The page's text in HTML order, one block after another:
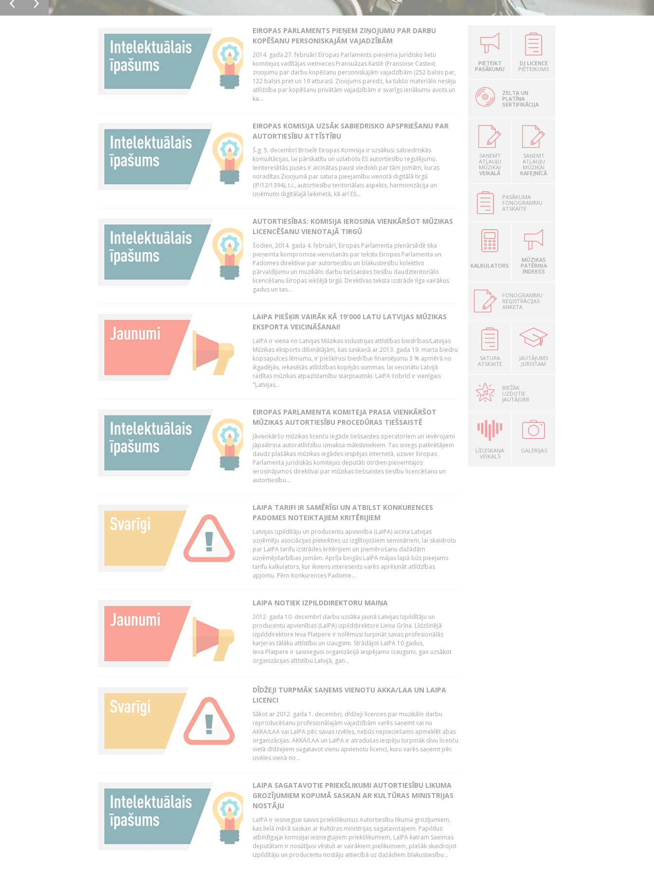
EIROPAS PARLAMENTS PIEŅEM ZIŅOJUMU PAR DARBU
KOPĒŠANU PERSONISKAJĀM VAJADZĪBĀM
2014. gada 27. februārī Eiropas Parlaments pieņēma Juridisko lietu
komitejas vadītājas vietnieces Fransuāzas Kastē (Fransoise Castex)
ziņojumu par darbu kopēšanu personiskajām vajadzībām (252 balsis par,
122 balsis pret un 19 atturas). Ziņojums paredz, ka tukšo materiālo nesēju
atlīdzība par kopēšanu privātām vajadzībām ir svarīgs ienākumu avots un
ka...
EIROPAS KOMISIJA UZSĀK SABIEDRISKO APSPRIEŠANU PAR
AUTORTIESĪBU ATTĪSTĪBU
Š.g. 5. decembrī Briselē Eiropas Komisija ir uzsākusi sabiedriskās
konsultācijas, lai pārskatītu un uzlabotu ES autortiesību regulējumu.
Ieinteresētās puses ir aicinātas paust viedokli par tām jomām, kuras
noradītas Ziņojumā par satura pieejamību vienotā digitālā tirgū
(IP/12/1394), t.i., autortiesību teritoriālais aspekts, harmonizācija un
izņēmumi digitālajā laikmetā, kā arī ES...
AUTORTIESĪBAS: KOMISIJA IEROSINA VIENKĀRŠOT MŪZIKAS
LICENCĒŠANU VIENOTAJĀ TIRGŪ
Šodien, 2014. gada 4. februārī, Eiropas Parlamenta plenārsēdē tika
pieņemta kompromisa vienošanās par tekstu Eiropas Parlamenta un
Padomes direktīvai par autortiesību un blakustiesību kolektīvo
pārvaldījumu un muzikālo darbu tiešsaistes tiesību daudzteritoriālo
licencēšanu Eiropas iekšējā tirgū. Direktīvas teksta izstrāde ilga vairākus
gadus un tas...
LAIPA PIEŠĶIR VAIRĀK KĀ 19'000 LATU LATVIJAS MŪZIKAS
EKSPORTA VEICINĀŠANAI!
LaIPA ir viena no Latvijas Mūzikas industrijas attīstības biedrības/Latvijas
Mūzikas eksports dibinātājām, kas saskaņā ar 2013. gada 19. marta biedru
kopsapulces lēmumu, ir piešķīrusi biedrībai finansējumu 3 % apmērā no
ikgadējās, iekasētās atlīdzības kopējās summas, lai veicinātu Latvijā
radītas mūzikas atpazīstamību starptautiski. LaIPA šobrīd ir vienīgais
"Latvijas...
EIROPAS PARLAMENTA KOMITEJA PRASA VIENKĀRŠOT
MŪZIKAS AUTORTIESĪBU PROCEDŪRAS TIEŠSAISTĒ
Jāvienkāršo mūzikas licenču iegāde tiešsaistes operatoriem un ievērojami
jāpaātrina autoratlīdzību izmaksa māksliniekiem. Tas sniegs patērētājiem
daudz plašākas mūzikas iegādes iespējas internetā, uzsver Eiropas
Parlamenta juridiskās komitejas deputāti otrdien pieņemtajos
ierosinājumos direktīvai par mūzikas tiešsaistes tiesību licencēšanu un
autortiesību...
LAIPA TARIFI IR SAMĒRĪGI UN ATBILST KONKURENCES
PADOMES NOTEIKTAJIEM KRITĒRIJIEM
Latvijas Izpildītāju un producentu apvienība (LaIPA) aicina Latvijas
uzņēmēju asociācijas pieteikties uz izglītojošiem semināriem, lai skaidrotu
par LaIPA tarifu izstrādes kritērijiem un piemērošanu dažādām
uzņēmējdarbības jomām. Aprīļa beigās LaIPA mājas lapā būs pieejams
tarifu kalkulators, kur ikviens interesents varēs aprēķināt atlīdzības
apjomu. Pērn Konkurences Padome...
LAIPA NOTIEK IZPILDDIREKTORU MAIŅA
2012. gada 10. decembrī darbu uzsāka jaunā Latvijas Izpildītāju un
producentu apvienības (LaIPA) izpilddirektore Liena Grīna. Līdzšinējā
izpilddirektore Ieva Platpere ir nolēmusi turpināt savas profesionālās
karjeras tālāku attīstību un izaugsmi. Strādājot LaIPA 10 gadus,
Ieva Platpere ir sasniegusi organizācijā iespējamo izaugsmi, gan uzsākot
organizācijas attīstību Latvijā, gan...
DĪDŽEJI TURPMĀK SAŅEMS VIENOTU AKKA/LAA UN LAIPA
LICENCI
Sākot ar 2012. gada 1. decembri, dīdžeji licences par muzikālo darbu
reproducēšanu profesionālajām vajadzībām varēs saņemt vai nu
AKKA/LAA vai LaIPA pēc savas izvēles, nebūs nepieciešams apmeklēt abas
organizācijas. AKKA/LAA un LaIPA ir atradušas iespēju turpmāk divu licenču
vietā dīdžejiem sagatavot vienu apvienotu licenci, kuru varēs saņemt pēc
izvēles vienā no...
LAIPA SAGATAVOTIE PRIEKŠLIKUMI AUTORTIESĪBU LIKUMA
GROZĪJUMIEM KOPUMĀ SASKAN AR KULTŪRAS MINISTRIJAS
NOSTĀJU
LaIPA ir iesniegusi savus priekšlikumus Autortiesību likuma grozījumiem,
kas lielā mērā saskan ar Kultūras ministrijas sagatavotajiem. Papildus
atbildīgajai komisijai iesniegtajiem priekšlikumiem, LaIPA katram Saeimas
deputātam ir nosūtījusi vēstuli ar vairākiem pielikumiem, plašāk skaidrojot
izpildītāju un producentu nostāju attiecībā uz dažādiem blakustiesību...
PIETEIKT
PASĀKUMU
DJ LICENCE
PIETEIKUMS
ZELTA UN
PLATĪNA
SERTIFIKĀCIJA
SAŅEMT
ATĻAUJU
MŪZIKAI
VEIKALĀ
SAŅEMT
ATĻAUJU
MŪZIKAI
KAFEJNĪCĀ
PASĀKUMA
FONOGRAMMU
ATSKAITE
KALKULATORS
MŪZIKAS
PATĒRIŅA
INDEKSS
FONOGRAMMU
REĢISTRĀCIJAS
ANKETA
SATURA
ATSKAITE
JAUTĀJUMS
JURISTAM
BIEŽĀK
UZDOTIE
JAUTĀJUMI
LĪDZSKAŅA
VEIKALS
GALERIJAS